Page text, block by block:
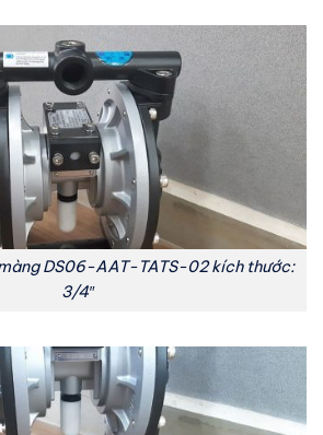
DS06-AAT-TATS-02 kích thước:
3/4″